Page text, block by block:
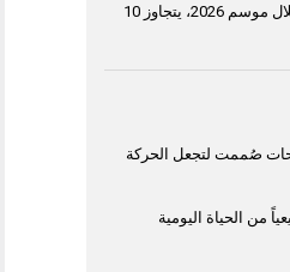
إنتاج القمح في مصر خلال موسم 2026، يتجاوز 10
صُممت لتجعل الحركة
من الحياة اليومية